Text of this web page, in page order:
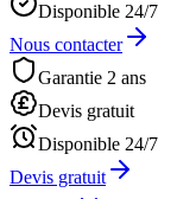
Disponible 24/7
Nous contacter
Garantie 2 ans
Devis gratuit
Disponible 24/7
Devis gratuit